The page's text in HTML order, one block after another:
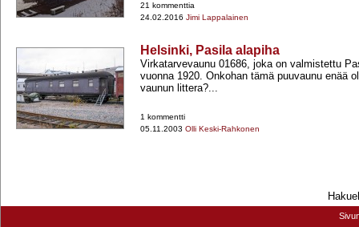
21 kommenttia
24.02.2016 Jimi Lappalainen
Helsinki, Pasila alapiha
Virkatarvevaunu 01686, joka on valmistettu
vuonna 1920. Onkohan tämä puuvaunu enää
vaunun littera?...
1 kommentti
05.11.2003 Olli Keski-Rahkonen